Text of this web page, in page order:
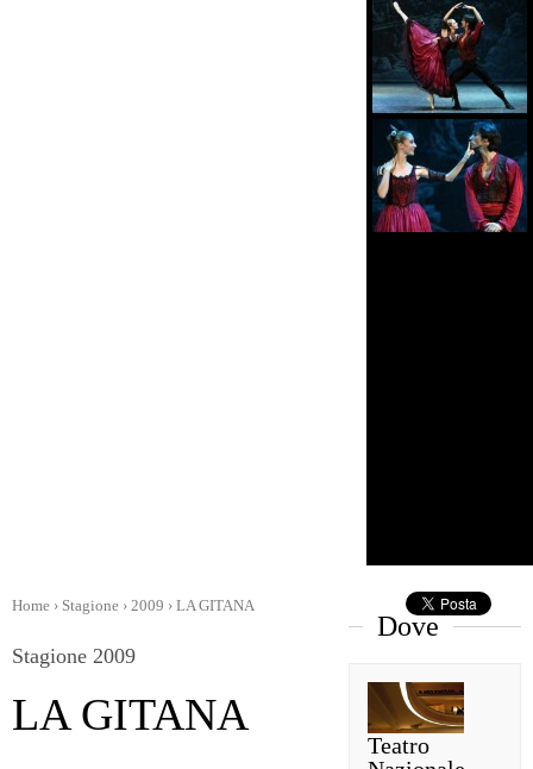
Home › Stagione › 2009 › LA GITANA
Stagione 2009
LA GITANA
Dove
Teatro